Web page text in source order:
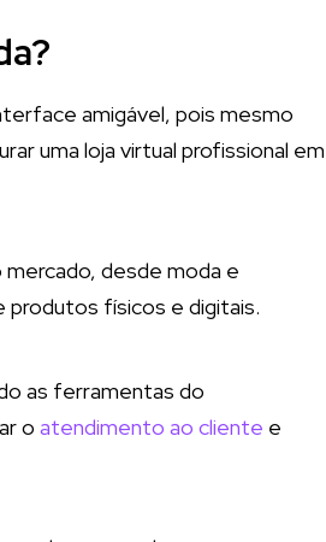
amigável, pois mesmo
uma loja virtual profissional em
desde moda e
produtos físicos e digitais.
as ferramentas do
o atendimento ao cliente e